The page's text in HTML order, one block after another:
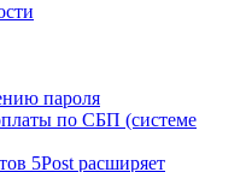
пароля
по СБП (системе
5Post расширяет